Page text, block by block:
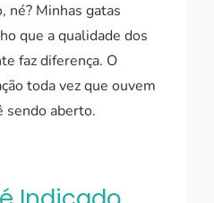
né? Minhas gatas
que a qualidade dos
faz diferença. O
toda vez que ouvem
sendo aberto.